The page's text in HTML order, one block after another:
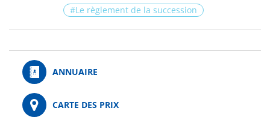
Le règlement de la succession
ANNUAIRE
CARTE DES PRIX